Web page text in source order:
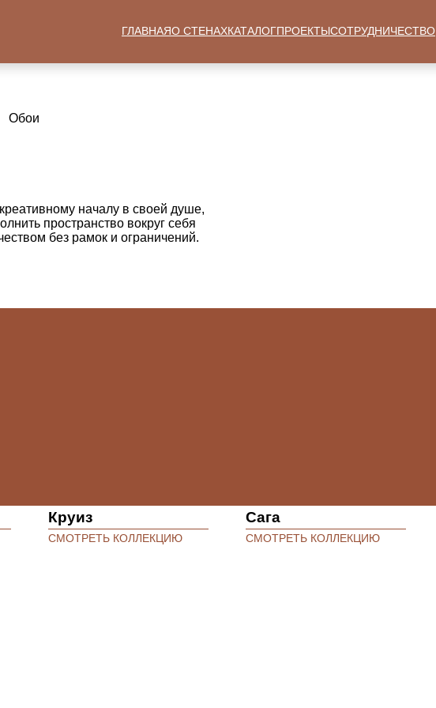
ГЛАВНАЯО СТЕНАХКАТАЛОГПРОЕКТЫСОТРУДНИЧЕСТВО
Обои
началу в своей душе,
пространство вокруг себя
без рамок и ограничений.
Круиз
СМОТРЕТЬ КОЛЛЕКЦИЮ
Сага
СМОТРЕТЬ КОЛЛЕКЦИЮ